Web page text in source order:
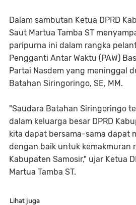
Dalam sambutan Ketua DPRD
Saut Martua Tamba ST
paripurna ini dalam rangka
Pengganti Antar Waktu (PAW)
Partai Nasdem yang meninggal
Batahan Siringoringo, SE, MM.
"Saudara Batahan Siringoringo
dalam keluarga besar DPRD
kita dapat bersama-sama dapat
dengan baik untuk kemakmuran
Kabupaten Samosir," ujar Ketua
Martua Tamba ST.
Lihat juga